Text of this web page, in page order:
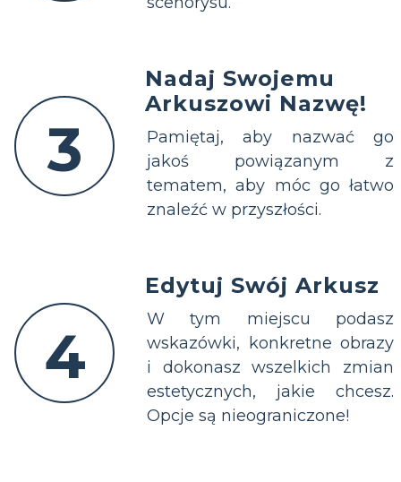
3
Nadaj Swojemu
Arkuszowi Nazwę!
Pamiętaj, aby nazwać go
jakoś powiązanym z
tematem, aby móc go łatwo
znaleźć w przyszłości.
4
Edytuj Swój Arkusz
W tym miejscu podasz
wskazówki, konkretne obrazy
i dokonasz wszelkich zmian
estetycznych, jakie chcesz.
Opcje są nieograniczone!